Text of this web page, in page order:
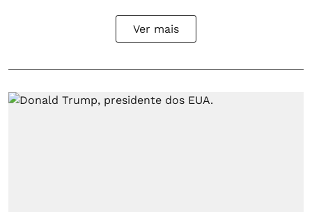
Ver mais